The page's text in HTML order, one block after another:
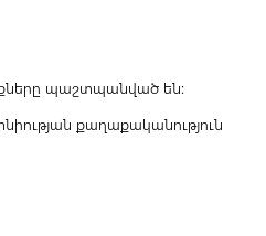
պաշտպանված են:
քաղաքականություն